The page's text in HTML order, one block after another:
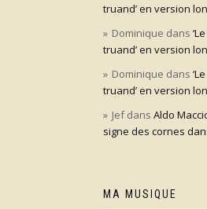
truand’ en version
Dominique dans
truand’ en version
Dominique dans
truand’ en version
Jefdans Aldo
signe des cornes
MA MUSIQUE